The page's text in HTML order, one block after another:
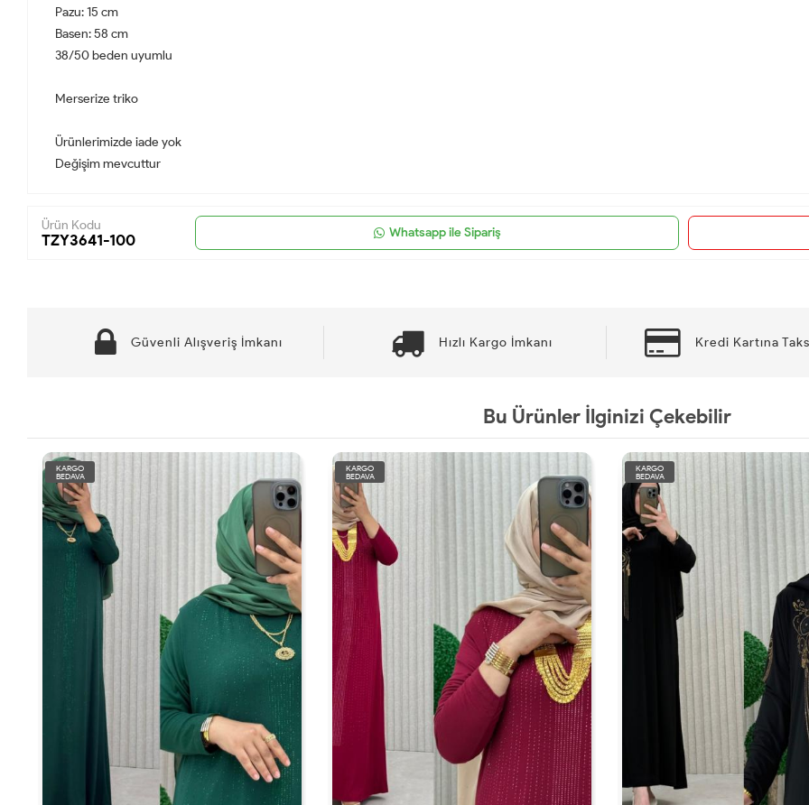
Pazu: 15 cm
Basen: 58 cm
38/50 beden uyumlu
Merserize triko
Ürünlerimizde iade yok
Değişim mevcuttur
Ürün Kodu
TZY3641-100 Whatsapp ile Sipariş
Güvenli Alışveriş İmkanı Hızlı Kargo İmkanı Kredi Kartına
Bu Ürünler İlginizi Çekebilir